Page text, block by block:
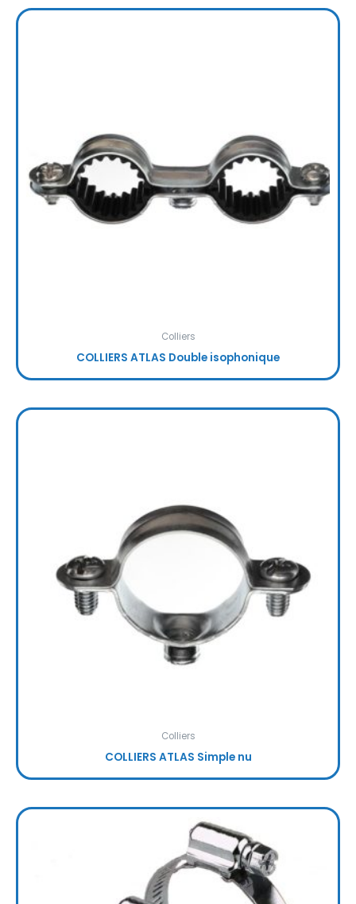
Colliers
COLLIERS ATLAS Double isophonique
Colliers
COLLIERS ATLAS Simple nu